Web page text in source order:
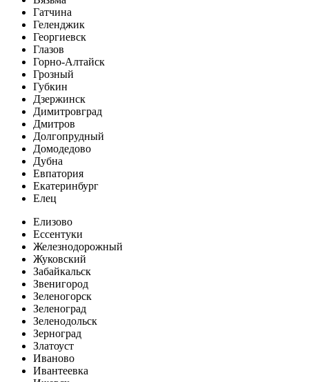
Гатчина
Геленджик
Георгиевск
Глазов
Горно-Алтайск
Грозный
Губкин
Дзержинск
Димитровград
Дмитров
Долгопрудный
Домодедово
Дубна
Евпатория
Екатеринбург
Елец
Елизово
Ессентуки
Железнодорожный
Жуковский
Забайкальск
Звенигород
Зеленогорск
Зеленоград
Зеленодольск
Зерноград
Златоуст
Иваново
Ивантеевка